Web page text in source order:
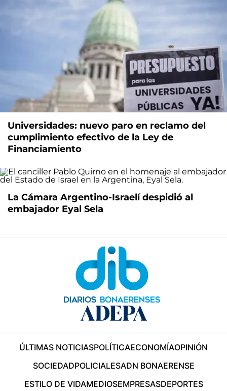
Universidades: nuevo paro en reclamo del
cumplimiento efectivo de la Ley de
Financiamiento
La Cámara Argentino-Israelí despidió al
embajador Eyal Sela
ÚLTIMAS NOTICIASPOLÍTICAECONOMÍAOPINIÓN
SOCIEDADPOLICIALESADN BONAERENSE
ESTILO DE VIDAMEDIOSEMPRESASDEPORTES